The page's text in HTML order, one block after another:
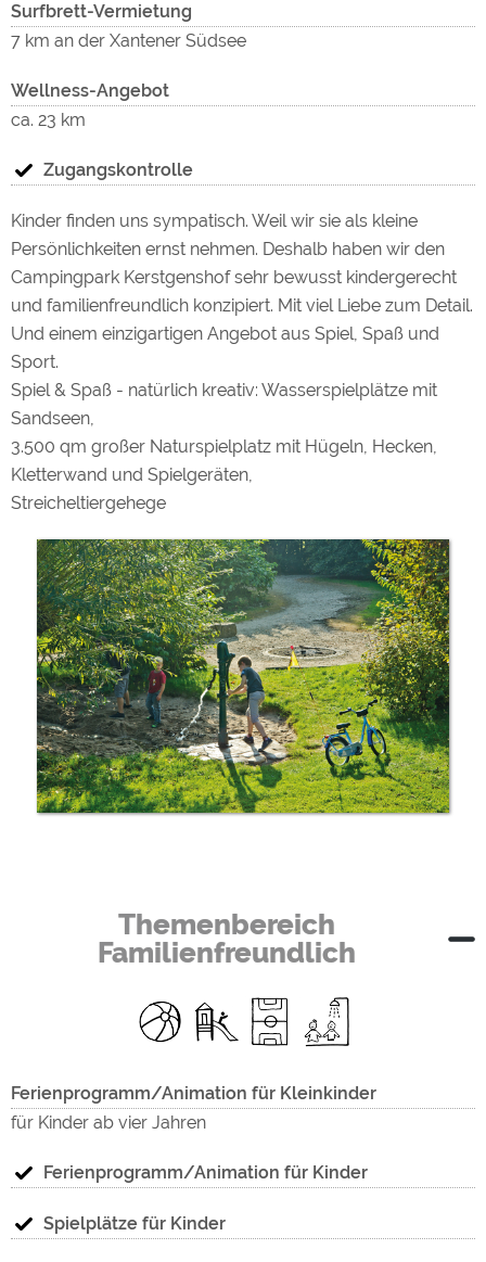
Surfbrett-Vermietung
7 km an der Xantener Südsee
Wellness-Angebot
ca. 23 km
Zugangskontrolle
Kinder finden uns sympatisch. Weil wir sie als kleine
Persönlichkeiten ernst nehmen. Deshalb haben wir den
Campingpark Kerstgenshof sehr bewusst kindergerecht
und familienfreundlich konzipiert. Mit viel Liebe zum Detail.
Und einem einzigartigen Angebot aus Spiel, Spaß und
Sport.
Spiel & Spaß - natürlich kreativ: Wasserspielplätze mit
Sandseen,
3.500 qm großer Naturspielplatz mit Hügeln, Hecken,
Kletterwand und Spielgeräten,
Streicheltiergehege
Themenbereich
Familienfreundlich
Ferienprogramm/Animation für Kleinkinder
für Kinder ab vier Jahren
Ferienprogramm/Animation für Kinder
Spielplätze für Kinder